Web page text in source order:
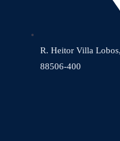
R. Heitor Villa
88506-400